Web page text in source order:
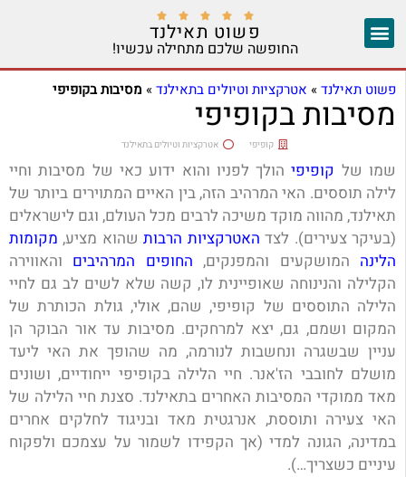





פשוט תאילנד
החופשה שלכם מתחילה עכשיו!
פשוט תאילנד» אטרקציות וטיולים בתאילנד» מסיבות בקופיפי
מסיבות בקופיפי
קופיפי אטרקציות וטיולים בתאילנד
שמו של קופיפיהולך לפניו והוא ידוע כאי של מסיבות וחיי
לילה תוססים. האי המרהיב הזה, בין האיים המתוירים ביותר של
תאילנד, מהווה מוקד משיכה לרבים מכל העולם, וגם לישראלים
(בעיקר צעירים). לצד האטרקציות הרבותשהוא מציע, מקומות
הלינה המושקעים והמפנקים, החופים המרהיבים והאווירה
הקלילה והנינוחה שאופיינית לו, קשה שלא לשים לב גם לחיי
הלילה התוססים של קופיפי, שהם, אולי, גולת הכותרת של
המקום ושמם, גם, יצא למרחקים. מסיבות עד אור הבוקר הן
עניין שבשגרה ונחשבות לנורמה, מה שהופך את האי ליעד
מושלם לחובבי הז'אנר. חיי הלילה בקופיפי ייחודיים, ושונים
מאד ממוקדי המסיבות האחרים בתאילנד. סצנת חיי הלילה של
האי צעירה ותוססת, אנרגטית מאד ובניגוד לחלקים אחרים
במדינה, הגונה למדי (אך הקפידו לשמור על עצמכם ולפקוח
עיניים כשצריך…).